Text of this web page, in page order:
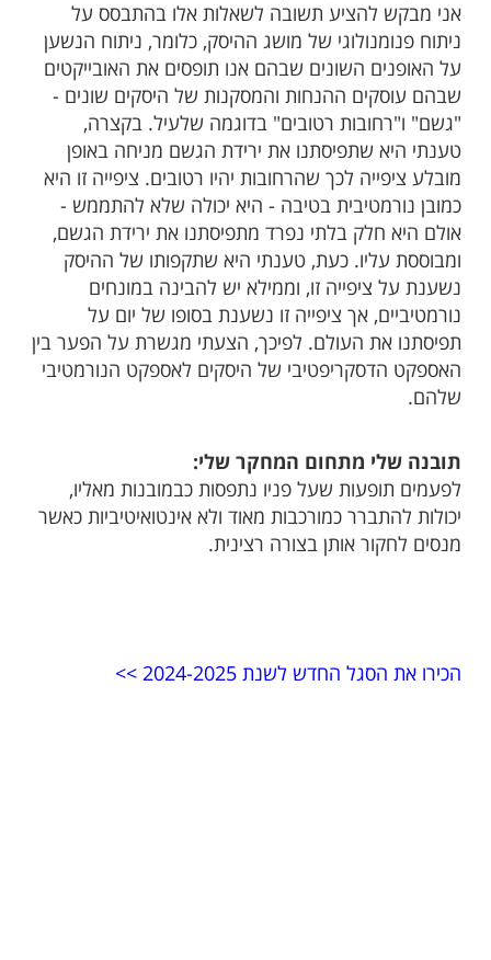
אני מבקש להציע תשובה לשאלות אלו בהתבסס על
ניתוח פנומנולוגי של מושג ההיסק, כלומר, ניתוח הנשען
על האופנים השונים שבהם אנו תופסים את האובייקטים
שבהם עוסקים ההנחות והמסקנות של היסקים שונים -
"גשם" ו"רחובות רטובים" בדוגמה שלעיל. בקצרה,
טענתי היא שתפיסתנו את ירידת הגשם מניחה באופן
מובלע ציפייה לכך שהרחובות יהיו רטובים. ציפייה זו היא
כמובן נורמטיבית בטיבה - היא יכולה שלא להתממש -
אולם היא חלק בלתי נפרד מתפיסתנו את ירידת הגשם,
ומבוססת עליו. כעת, טענתי היא שתקפותו של ההיסק
נשענת על ציפייה זו, וממילא יש להבינה במונחים
נורמטיביים, אך ציפייה זו נשענת בסופו של יום על
תפיסתנו את העולם. לפיכך, הצעתי מגשרת על הפער בין
האספקט הדסקריפטיבי של היסקים לאספקט הנורמטיבי
שלהם.
תובנה שלי מתחום המחקר שלי:
לפעמים תופעות שעל פניו נתפסות כבמובנות מאליו,
יכולות להתברר כמורכבות מאוד ולא אינטואיטיביות כאשר
מנסים לחקור אותן בצורה רצינית.
הכירו את הסגל החדש לשנת 2024-2025 >>